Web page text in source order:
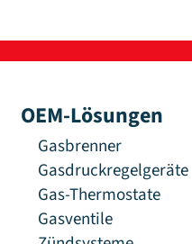
OEM-Lösungen
Gasbrenner
Gasdruckregelgeräte
Gas-Thermostate
Gasventile